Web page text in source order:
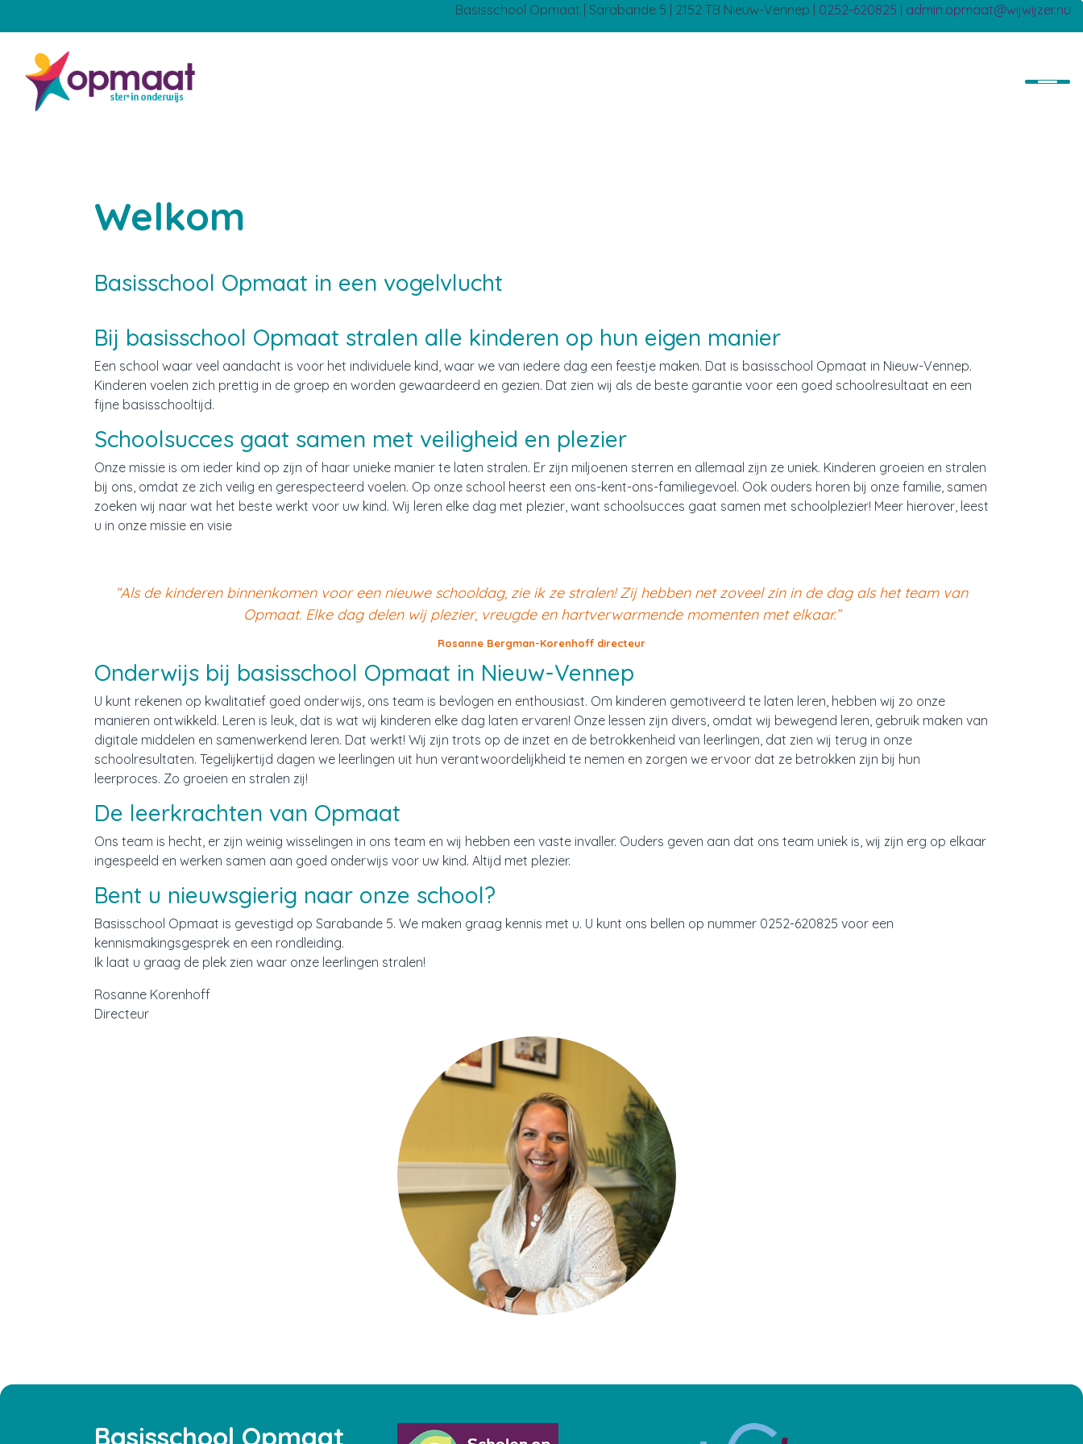
Basisschool Opmaat | Sarabande 5 | 2152 TB Nieuw-Vennep | 0252-620825 admin.opmaat@wijwijzer.nu
Home
Praktische zaken
Onze groepen
Documenten
Welkom
Basisschool Opmaat in een vogelvlucht
Bij basisschool Opmaat stralen alle kinderen op hun eigen manier
Een school waar veel aandacht is voor het individuele kind, waar we van iedere dag een feestje maken. Dat is basisschool Opmaat in Nieuw-Vennep.
Kinderen voelen zich prettig in de groep en worden gewaardeerd en gezien. Dat zien wij als de beste garantie voor een goed schoolresultaat en een
fijne basisschooltijd.
Schoolsucces gaat samen met veiligheid en plezier
Onze missie is om ieder kind op zijn of haar unieke manier te laten stralen. Er zijn miljoenen sterren en allemaal zijn ze uniek. Kinderen groeien en stralen
bij ons, omdat ze zich veilig en gerespecteerd voelen. Op onze school heerst een ons-kent-ons-familiegevoel. Ook ouders horen bij onze familie, samen
zoeken wij naar wat het beste werkt voor uw kind. Wij leren elke dag met plezier, want schoolsucces gaat samen met schoolplezier! Meer hierover, leest
u in onze missie en visie
“Als de kinderen binnenkomen voor een nieuwe schooldag, zie ik ze stralen! Zij hebben net zoveel zin in de dag als het team van
Opmaat. Elke dag delen wij plezier, vreugde en hartverwarmende momenten met elkaar.”
Rosanne Bergman-Korenhoff directeur
Onderwijs bij basisschool Opmaat in Nieuw-Vennep
U kunt rekenen op kwalitatief goed onderwijs, ons team is bevlogen en enthousiast. Om kinderen gemotiveerd te laten leren, hebben wij zo onze
manieren ontwikkeld. Leren is leuk, dat is wat wij kinderen elke dag laten ervaren! Onze lessen zijn divers, omdat wij bewegend leren, gebruik maken van
digitale middelen en samenwerkend leren. Dat werkt! Wij zijn trots op de inzet en de betrokkenheid van leerlingen, dat zien wij terug in onze
schoolresultaten. Tegelijkertijd dagen we leerlingen uit hun verantwoordelijkheid te nemen en zorgen we ervoor dat ze betrokken zijn bij hun
leerproces. Zo groeien en stralen zij!
De leerkrachten van Opmaat
Ons team is hecht, er zijn weinig wisselingen in ons team en wij hebben een vaste invaller. Ouders geven aan dat ons team uniek is, wij zijn erg op elkaar
ingespeeld en werken samen aan goed onderwijs voor uw kind. Altijd met plezier.
Bent u nieuwsgierig naar onze school?
Basisschool Opmaat is gevestigd op Sarabande 5. We maken graag kennis met u. U kunt ons bellen op nummer 0252-620825 voor een
kennismakingsgesprek en een rondleiding.
Ik laat u graag de plek zien waar onze leerlingen stralen!
Rosanne Korenhoff
Directeur
Basisschool Opmaat